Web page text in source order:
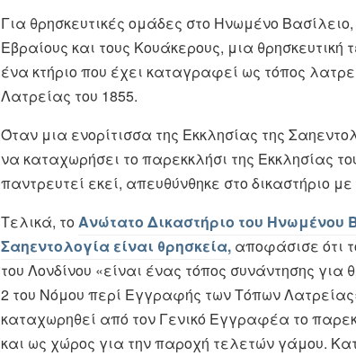
Για θρησκευτικές ομάδες στο Ηνωμένο
Εβραίους και τους Κουάκερους, μια
ένα κτήριο που έχει καταγραφεί ως τόπος
Λατρείας του 1855.
Όταν μια ενορίτισσα της Εκκλησίας της
να καταχωρήσει το παρεκκλήσι της Εκκλησίας
παντρευτεί εκεί, απευθύνθηκε στο δικαστήριο
Τελικά, τοΑνώτατο Δικαστήριο του Ηνωμένου
Σαηεντολογία είναι θρησκεία, αποφάσισε ότι
του Λονδίνου «είναι ένας τόπος συνάντησης
2 του Νόμου περί Εγγραφής των Τόπων
καταχωρηθεί από τον Γενικό Εγγραφέα το
και ως χώρος για την παροχή τελετών γάμου.